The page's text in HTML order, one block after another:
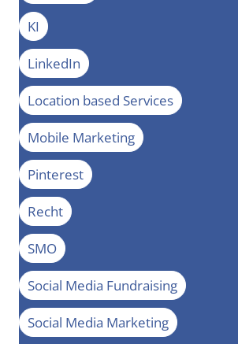
KI
LinkedIn
Location based Services
Mobile Marketing
Pinterest
Recht
SMO
Social Media Fundraising
Social Media Marketing